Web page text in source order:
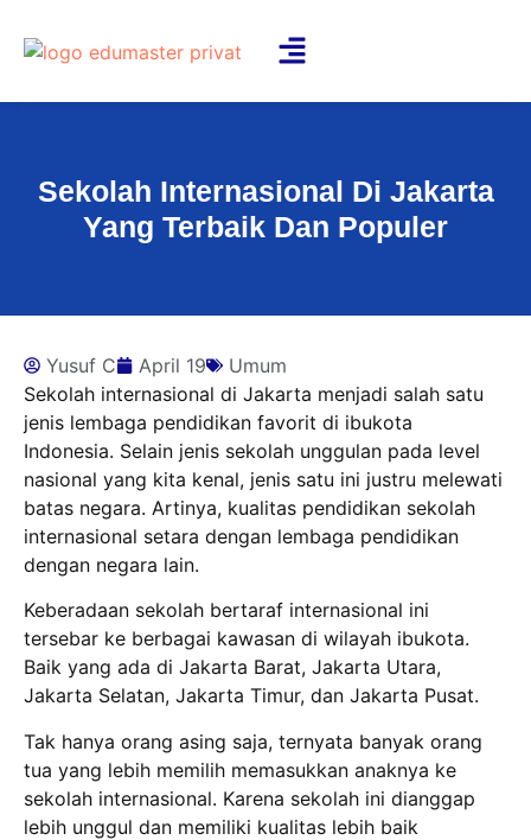
Sekolah Internasional Di Jakarta
Yang Terbaik Dan Populer
Yusuf C April 19
Umum
Sekolah internasional di Jakarta menjadi salah satu
jenis lembaga pendidikan favorit di ibukota
Indonesia. Selain jenis sekolah unggulan pada level
nasional yang kita kenal, jenis satu ini justru melewati
batas negara. Artinya, kualitas pendidikan sekolah
internasional setara dengan lembaga pendidikan
dengan negara lain.
Keberadaan sekolah bertaraf internasional ini
tersebar ke berbagai kawasan di wilayah ibukota.
Baik yang ada di Jakarta Barat, Jakarta Utara,
Jakarta Selatan, Jakarta Timur, dan Jakarta Pusat.
Tak hanya orang asing saja, ternyata banyak orang
tua yang lebih memilih memasukkan anaknya ke
sekolah internasional. Karena sekolah ini dianggap
lebih unggul dan memiliki kualitas lebih baik